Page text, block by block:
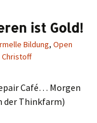
ist Gold!
Bildung, Open
Christoff
Café… Morgen
der Thinkfarm)